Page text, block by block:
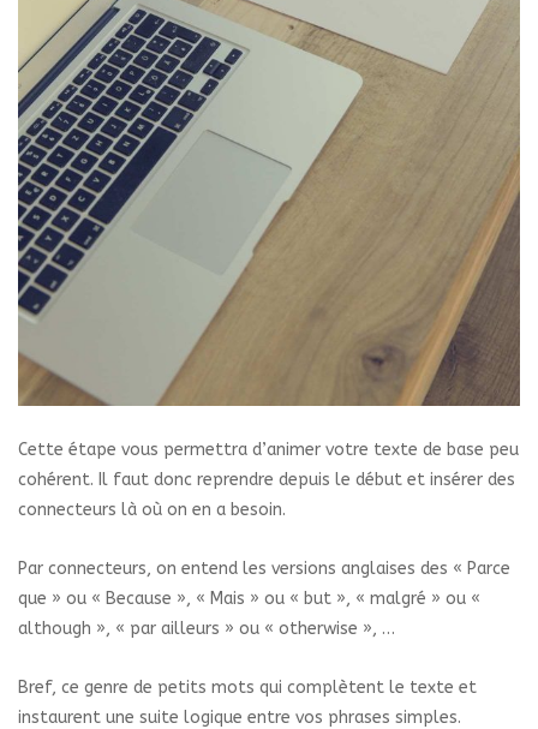
Cette étape vous permettra d’animer votre texte de base peu
cohérent. Il faut donc reprendre depuis le début et insérer des
connecteurs là où on en a besoin.
Par connecteurs, on entend les versions anglaises des « Parce
que » ou « Because », « Mais » ou « but », « malgré » ou «
although », « par ailleurs » ou « otherwise », …
Bref, ce genre de petits mots qui complètent le texte et
instaurent une suite logique entre vos phrases simples.